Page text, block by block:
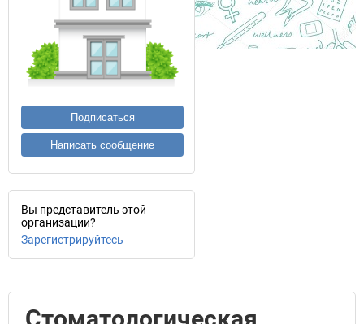
Подписаться
Написать сообщение
Вы представитель этой
организации?
Зарегистрируйтесь